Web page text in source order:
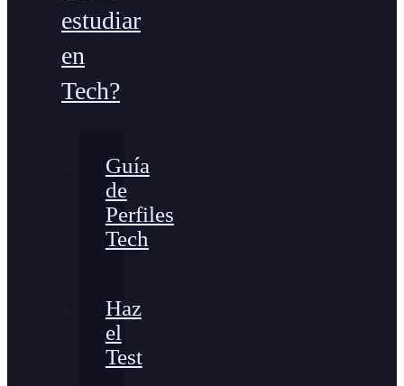
estudiar
en
Tech?
Guía
de
Perfiles
Tech
Haz
el
Test